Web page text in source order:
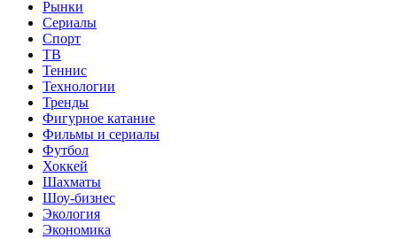
Рынки
Сериалы
Спорт
ТВ
Теннис
Технологии
Тренды
Фигурное катание
Фильмы и сериалы
Футбол
Хоккей
Шахматы
Шоу-бизнес
Экология
Экономика